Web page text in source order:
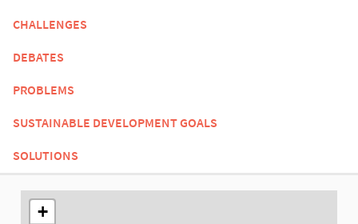
CHALLENGES
DEBATES
PROBLEMS
SUSTAINABLE DEVELOPMENT GOALS
SOLUTIONS
The following element is a map which presents the items on
+